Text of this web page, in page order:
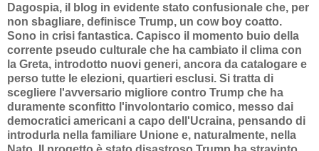
Dagospia, il blog in evidente stato confusionale che, per
non sbagliare, definisce Trump, un cow boy coatto.
Sono in crisi fantastica. Capisco il momento buio della
corrente pseudo culturale che ha cambiato il clima con
la Greta, introdotto nuovi generi, ancora da catalogare e
perso tutte le elezioni, quartieri esclusi. Si tratta di
scegliere l'avversario migliore contro Trump che ha
duramente sconfitto l'involontario comico, messo dai
democratici americani a capo dell'Ucraina, pensando di
introdurla nella familiare Unione e, naturalmente, nella